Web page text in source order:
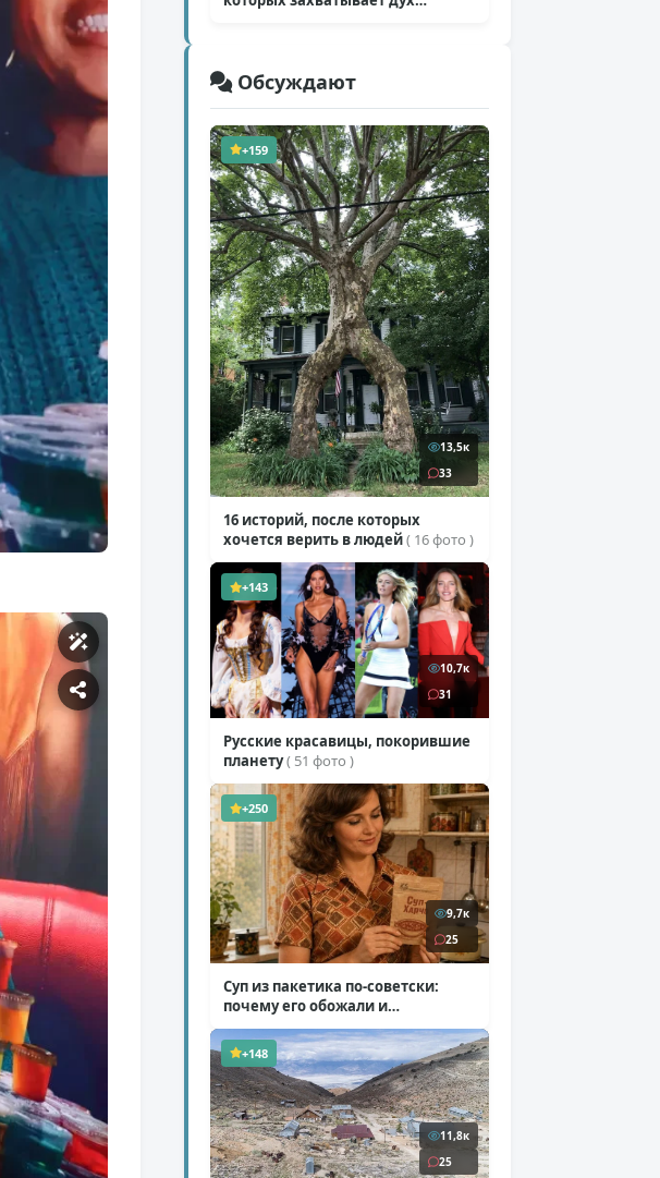
Обсуждают
+159
13,5к
33
16 историй, после которых
хочется верить в людей( 16 фото )
+143
10,7к
31
Русские красавицы, покорившие
планету( 51 фото )
+250
9,7к
25
Суп из пакетика по-советски:
почему его обожали и
ненавидели( 7 фото )
+148
11,8к
25